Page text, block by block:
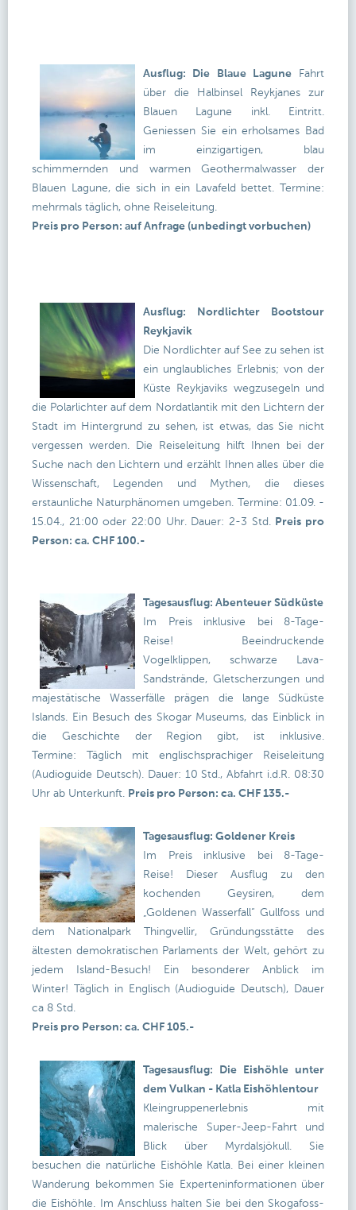
Ausflug: Die Blaue LaguneFahrt
über die Halbinsel Reykjanes zur
Blauen Lagune inkl. Eintritt.
Geniessen Sie ein erholsames Bad
im einzigartigen, blau
schimmernden und warmen Geothermalwasser der
Blauen Lagune, die sich in ein Lavafeld bettet. Termine:
mehrmals täglich, ohne Reiseleitung.
Preis pro Person: auf Anfrage (unbedingt vorbuchen)
Ausflug: Nordlichter Bootstour
Reykjavik
Die Nordlichter auf See zu sehen ist
ein unglaubliches Erlebnis; von der
Küste Reykjaviks wegzusegeln und
die Polarlichter auf dem Nordatlantik mit den Lichtern der
Stadt im Hintergrund zu sehen, ist etwas, das Sie nicht
vergessen werden. Die Reiseleitung hilft Ihnen bei der
Suche nach den Lichtern und erzählt Ihnen alles über die
Wissenschaft, Legenden und Mythen, die dieses
erstaunliche Naturphänomen umgeben. Termine: 01.09. -
15.04., 21:00 oder 22:00 Uhr. Dauer: 2-3 Std. Preis pro
Person: ca. CHF 100.-
Tagesausflug: Abenteuer Südküste
Im Preis inklusive bei 8-Tage-
Reise! Beeindruckende
Vogelklippen, schwarze Lava-
Sandstrände, Gletscherzungen und
majestätische Wasserfälle prägen die lange Südküste
Islands. Ein Besuch des Skogar Museums, das Einblick in
die Geschichte der Region gibt, ist inklusive.
Termine: Täglich mit englischsprachiger Reiseleitung
(Audioguide Deutsch). Dauer: 10 Std., Abfahrt i.d.R. 08:30
Uhr ab Unterkunft. Preis pro Person: ca. CHF 135.-
Tagesausflug: Goldener Kreis
Im Preis inklusive bei 8-Tage-
Reise! Dieser Ausflug zu den
kochenden Geysiren, dem
„Goldenen Wasserfall“ Gullfoss und
dem Nationalpark Thingvellir, Gründungsstätte des
ältesten demokratischen Parlaments der Welt, gehört zu
jedem Island-Besuch! Ein besonderer Anblick im
Winter! Täglich in Englisch (Audioguide Deutsch), Dauer
ca 8 Std.
Preis pro Person: ca. CHF 105.-
Tagesausflug: Die Eishöhle unter
dem Vulkan - Katla Eishöhlentour
Kleingruppenerlebnis mit
malerische Super-Jeep-Fahrt und
Blick über Myrdalsjökull. Sie
besuchen die natürliche Eishöhle Katla. Bei einer kleinen
Wanderung bekommen Sie Experteninformationen über
die Eishöhle. Im Anschluss halten Sie bei den Skogafoss-